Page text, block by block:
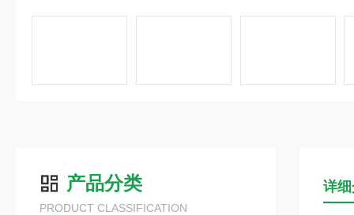
产品分类
PRODUCT CLASSIFICATION
详